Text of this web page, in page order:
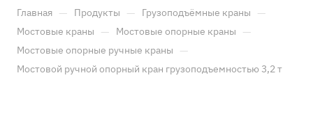
Главная — Продукты — Грузоподъёмные краны —
Мостовые краны — Мостовые опорные краны —
Мостовые опорные ручные краны —
Мостовой ручной опорный кран грузоподъемностью 3,2 т